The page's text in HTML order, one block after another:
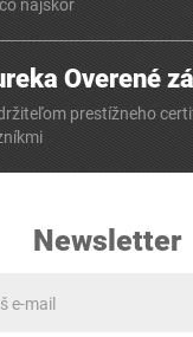
najskôr
Overené
prestížneho
Newsletter